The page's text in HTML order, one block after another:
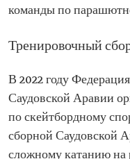
команды по
Тренировочный
В 2022 году
Саудовской Аравии
по скейтбордному
сборной Саудовской
сложному катанию на